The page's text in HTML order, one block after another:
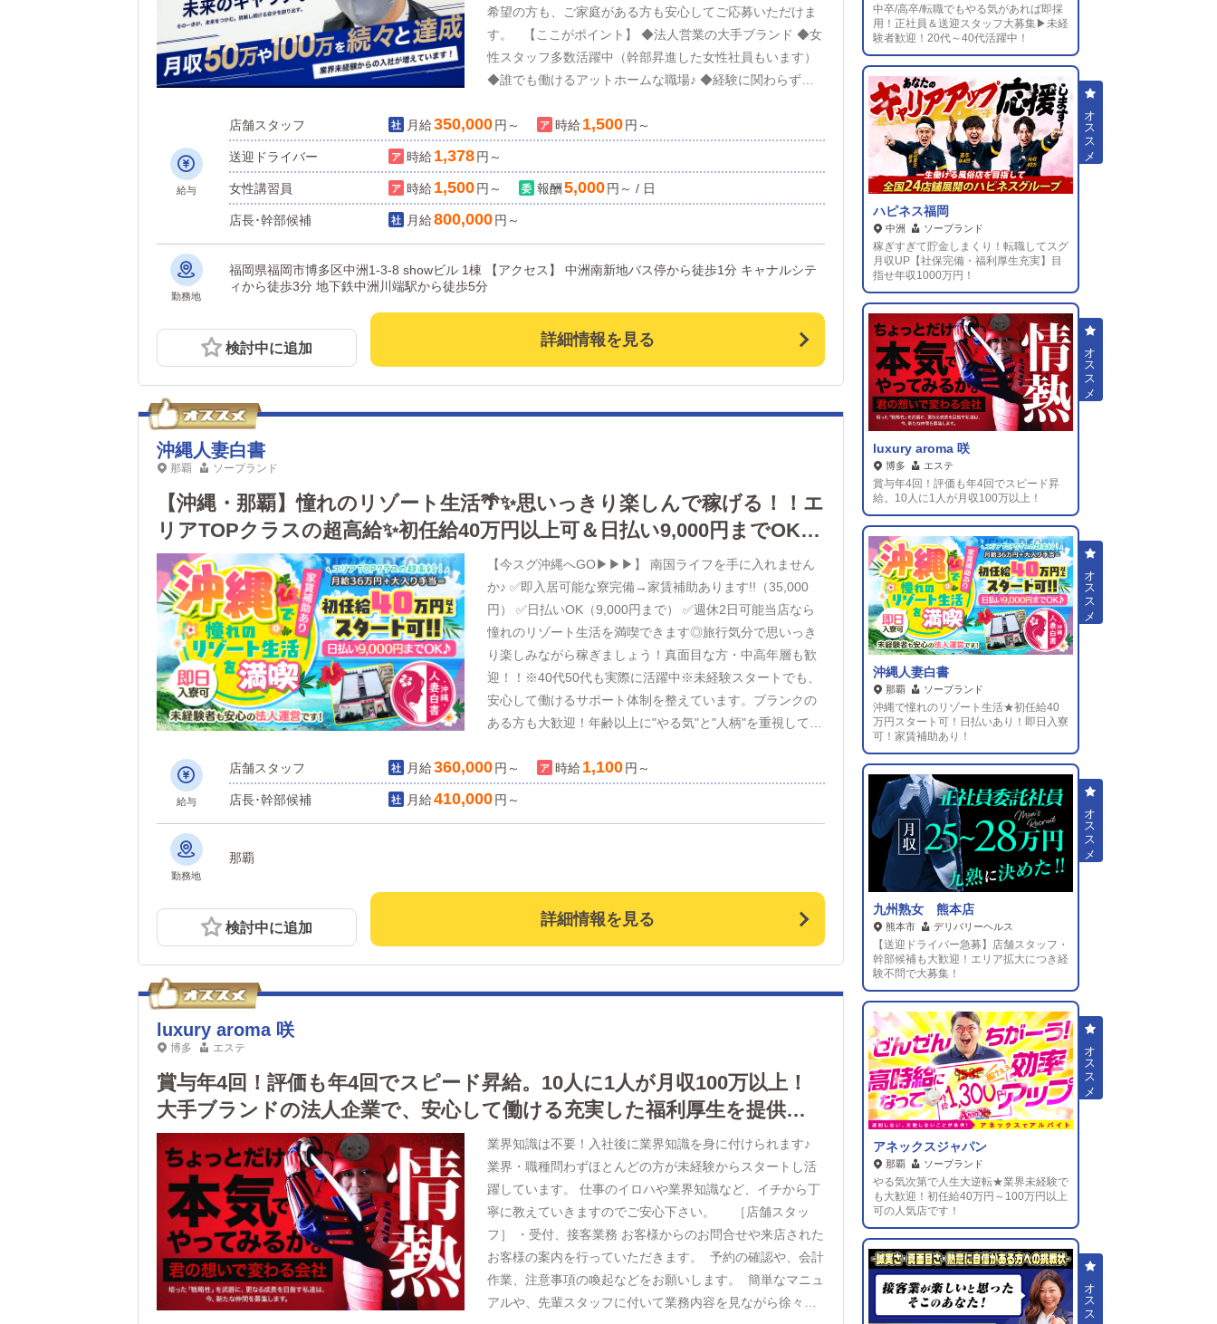
希望の方も、ご家庭がある方も安心してご応募いただけま
す。 【ここがポイント】 ◆法人営業の大手ブランド ◆女
性スタッフ多数活躍中（幹部昇進した女性社員もいます）
◆誰でも働けるアットホームな職場♪ ◆経験に関わらずス
る社内イベント多数（もちろん参加は自由です！） ◆福利
日数108日以上（週休2日制・有給休暇あり） 学歴・職
歴・性別不問！ 人柄重視の採用です！！
・・・・・・・・・・・・・ 【お店について】 当店
にオープン以来、多くのお客様にご愛顧いただき大盛況！
口コミ数も1,000件を超える人気店となりました。 一緒に
業拡大を進めてくれるような、未来の幹部候補も募集中で
す！！ ・・・・・・・・・・・・・ 企業理念：笑顔・
される会社を目指しています。 社員平均年収：725万円
女性主任▶年収640万円 マネージャー▶年収770万円 取締
役▶年収1200万円 アルバイトも高時給で昇給あり！ あり
がたいことに毎日業務が忙しい日々ですが、 みんな楽しみ
ながら頑張っています٩(｡•ω•｡*)و ♥
・・・・・・・・・・・・・ 事業拡大中につき、 稼ぎた
い方は今がチャンス！！ 学歴、経験、性別不問、未経験
でもやる気があれば誰にでもチャンスがあります。 この
業界は面白い！ ぜひ一緒に明るい未来を作りましょう！！
ご応募お待ちしております！！
給与
店舗スタッフ 月給350,000円～ 時給 1,500円～
送迎ドライバー 時給 1,378円～
女性講習員 時給 1,500円～ 報酬 5,000円～ / 日
店長･幹部候補 月給800,000円～
勤務地
福岡県福岡市博多区中洲1-3-8 showビル 1棟 【アクセス】 中洲南新地バス停から徒歩1分 キャナルシテ
ィから徒歩3分 地下鉄中洲川端駅から徒歩5分
検討中に追加 詳細情報を見る
沖縄人妻白書
那覇 ソープランド
【沖縄・那覇】憧れのリゾート生活🌴✨思いっきり楽しんで稼げる！！エ
リアTOPクラスの超高給✨初任給40万円以上可＆日払い9,000円までOK♪
即日入寮可！家賃補助あり！未経験者も安心の法人運営です♪
【今スグ沖縄へGO▶▶▶】 南国ライフを手に入れません
か♪ ✅即入居可能な寮完備→家賃補助あります!!（35,000
円） ✅日払いOK（9,000円まで） ✅週休2日可能当店なら
憧れのリゾート生活を満喫できます◎旅行気分で思いっき
り楽しみながら稼ぎましょう！真面目な方・中高年層も歓
迎！！※40代50代も実際に活躍中※未経験スタートでも、
安心して働けるサポート体制を整えています。ブランクの
ある方も大歓迎！年齢以上に"やる気"と"人柄"を重視してお
は、すぐにでも活躍していただける環境です。 エリアTOP
クラスの超高給✨初任給40万円以上スタート可能！ 月給
休 🌟公休＋月4回リフレッシュ休暇OK！連休取得可能で
す♪ プライベート重視で自分の時間を大切にできます。も
タイルに合わせて働ける環境です。 自然や伝統的な街並
びりした暮らしを手に入れたい」「新天地でこれまでの経
験を活かしたい」「収入もプライベートも大切にしたい」
トも大歓迎！▶社員登用ございます。🌺沖縄でひと花咲か
せましょう🌺些細なことでもかまいません。まずはお気軽
にご質問ください。ご応募・お問い合わせ、楽しみにお待
ちしております！
給与
店舗スタッフ 月給360,000円～ 時給 1,100円～
店長･幹部候補 月給410,000円～
勤務地
那覇
検討中に追加 詳細情報を見る
luxury aroma 咲
博多 エステ
賞与年4回！評価も年4回でスピード昇給。10人に1人が月収100万以上！
大手ブランドの法人企業で、安心して働ける充実した福利厚生を提供。
女性スタッフ活躍中！
業界知識は不要！入社後に業界知識を身に付けられます♪
業界・職種問わずほとんどの方が未経験からスタートし活
躍しています。 仕事のイロハや業界知識など、イチから丁
寧に教えていきますのでご安心下さい。 ［店舗スタッ
フ］ ・受付、接客業務 お客様からのお問合せや来店された
お客様の案内を行っていただきます。 予約の確認や、会計
作業、注意事項の喚起などをお願いします。 簡単なマニュ
アルや、先輩スタッフに付いて業務内容を見ながら徐々に
中卒/高卒/転職でもやる気があれば即採
用！正社員＆送迎スタッフ大募集▶未経
験者歓迎！20代～40代活躍中！
ハピネス福岡
中洲 ソープランド
稼ぎすぎて貯金しまくり！転職してスグ
月収UP【社保完備・福利厚生充実】目
指せ年収1000万円！
luxury aroma 咲
博多 エステ
賞与年4回！評価も年4回でスピード昇
給。10人に1人が月収100万以上！
沖縄人妻白書
那覇 ソープランド
沖縄で憧れのリゾート生活★初任給40
万円スタート可！日払いあり！即日入寮
可！家賃補助あり！
九州熟女 熊本店
熊本市 デリバリーヘルス
【送迎ドライバー急募】店舗スタッフ・
幹部候補も大歓迎！エリア拡大につき経
験不問で大募集！
アネックスジャパン
那覇 ソープランド
やる気次第で人生大逆転★業界未経験で
も大歓迎！初任給40万円～100万円以上
可の人気店です！